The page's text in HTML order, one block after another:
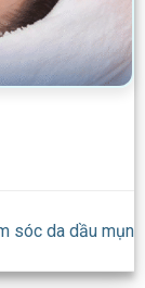
sóc da dầu mụn